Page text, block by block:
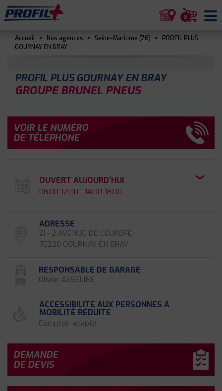
0
Accueil > Nos agences > Seine-Maritime (76) >
PROFIL PLUS
GOURNAY EN BRAY
PROFIL PLUS GOURNAY EN BRAY
GROUPE BRUNEL PNEUS
VOIR LE NUMÉRO
DE TÉLÉPHONE
OUVERT AUJOURD'HUI
08:00-12:00 - 14:00-18:00
ADRESSE
ZI - 2 AVENUE DE L'EUROPE
76220 GOURNAY EN BRAY
RESPONSABLE DE GARAGE
Olivier ASSELINE
ACCESSIBILITÉ AUX PERSONNES À
MOBILITÉ RÉDUITE
Comptoir adapté
DEMANDE
DE DEVIS